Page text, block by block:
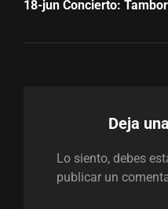
siguiente
18-jun Concierto:
Deja
Lo siento, debes
publicar un